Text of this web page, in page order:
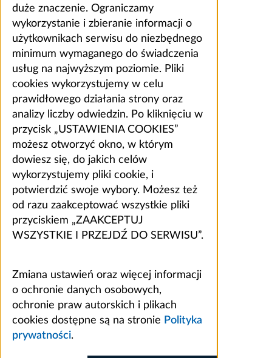
duże znaczenie. Ograniczamy
wykorzystanie i zbieranie informacji o
użytkownikach serwisu do niezbędnego
minimum wymaganego do świadczenia
usług na najwyższym poziomie. Pliki
cookies wykorzystujemy w celu
prawidłowego działania strony oraz
analizy liczby odwiedzin. Po kliknięciu w
przycisk „USTAWIENIA COOKIES”
możesz otworzyć okno, w którym
dowiesz się, do jakich celów
wykorzystujemy pliki cookie, i
potwierdzić swoje wybory. Możesz też
od razu zaakceptować wszystkie pliki
przyciskiem „ZAAKCEPTUJ
WSZYSTKIE I PRZEJDŹ DO SERWISU”.
Zmiana ustawień oraz więcej informacji
o ochronie danych osobowych,
ochronie praw autorskich i plikach
cookies dostępne są na stronie Polityka
prywatności.